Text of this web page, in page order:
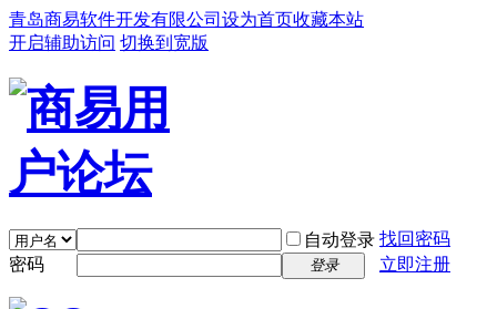
青岛商易软件开发有限公司 设为首页收藏本站
开启辅助访问 切换到宽版
自动登录 找回密码
密码
登录 立即注册